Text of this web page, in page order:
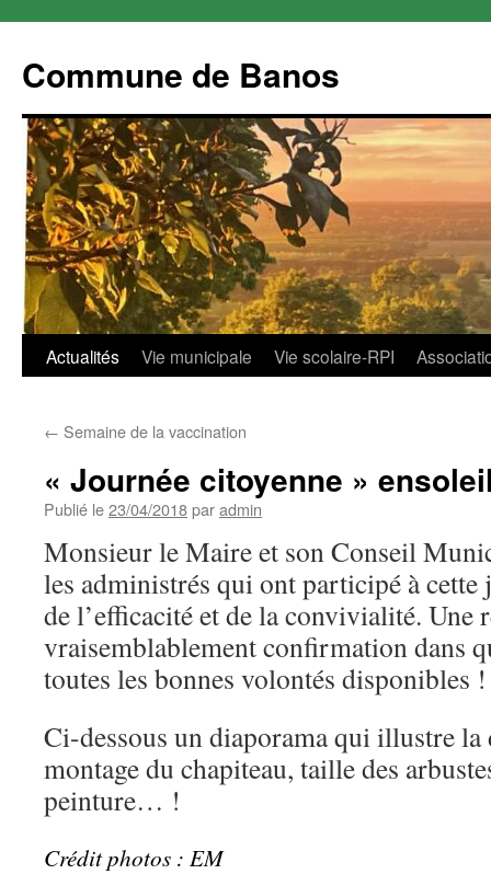
Commune de Banos
Aller
contenu
Actualités Vie municipale Vie scolaire-RPI
← Semaine de la vaccination
« Journée citoyenne »
Publié le23/04/2018paradmin
Monsieur le Maire et son Conseil
les administrés qui ont participé à cette
de l’efficacité et de la convivialité. Une
vraisemblablement confirmation dans
toutes les bonnes volontés disponibles
Ci-dessous un diaporama qui illustre la
montage du chapiteau, taille des
peinture… !
Crédit photos : EM